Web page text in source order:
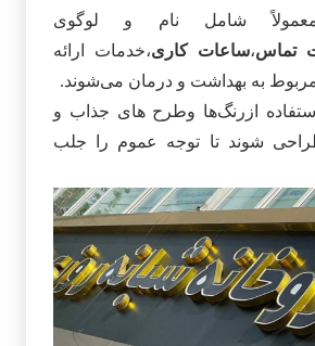
معمولاً شامل نام و لوگوی
تماس،ساعات کاری،خدمات ارائه
به بهداشت و درمان می‌شوند.
استفاده ازرنگ‌ها وطرح‌ های جذاب و
شوند تا توجه عموم را جلب